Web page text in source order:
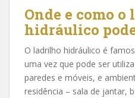
Onde e como
hidráulico
O ladrilho hidráulico é
uma vez que pode ser
paredes e móveis, e
residência – sala de jantar,